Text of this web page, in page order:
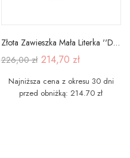
Złota Zawieszka Mała Literka ''D'' pr 585
226,00 zł 214,70 zł
Najniższa cena z okresu 30 dni
przed obniżką: 214.70 zł